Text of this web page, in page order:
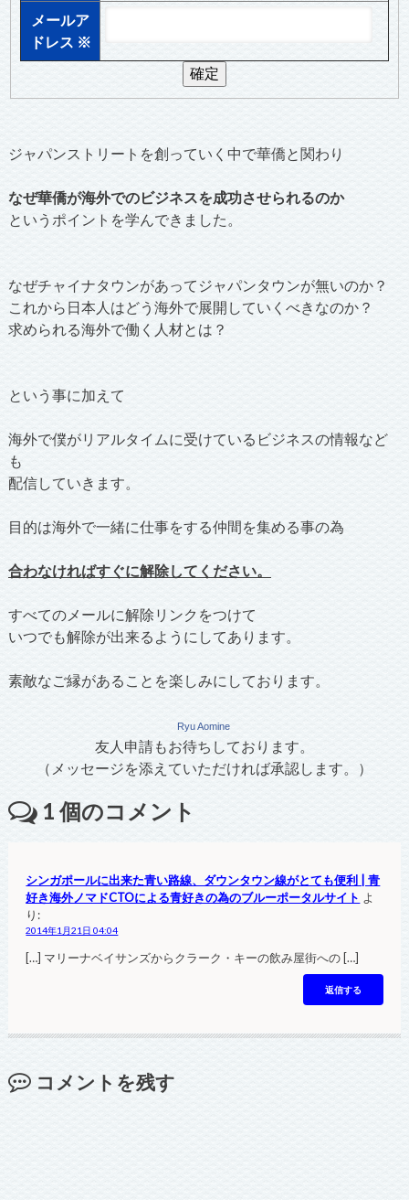
メールア
ドレス ※
ジャパンストリートを創っていく中で華僑と関わり
なぜ華僑が海外でのビジネスを成功させられるのか
というポイントを学んできました。
なぜチャイナタウンがあってジャパンタウンが無いのか？
これから日本人はどう海外で展開していくべきなのか？
求められる海外で働く人材とは？
という事に加えて
海外で僕がリアルタイムに受けているビジネスの情報など
も
配信していきます。
目的は海外で一緒に仕事をする仲間を集める事の為
合わなければすぐに解除してください。
すべてのメールに解除リンクをつけて
いつでも解除が出来るようにしてあります。
素敵なご縁があることを楽しみにしております。
Ryu Aomine
友人申請もお待ちしております。
（メッセージを添えていただければ承認します。）
1個のコメント
シンガポールに出来た青い路線、ダウンタウン線がとても便利 | 青
好き海外ノマドCTOによる青好きの為のブルーポータルサイト よ
り:
2014年1月21日 04:04
[…] マリーナベイサンズからクラーク・キーの飲み屋街への […]
返信する
コメントを残す